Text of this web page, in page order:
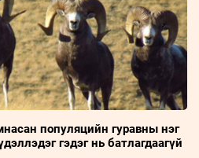
популяцийн гуравны нэг
гэдэг нь батлагдаагүй